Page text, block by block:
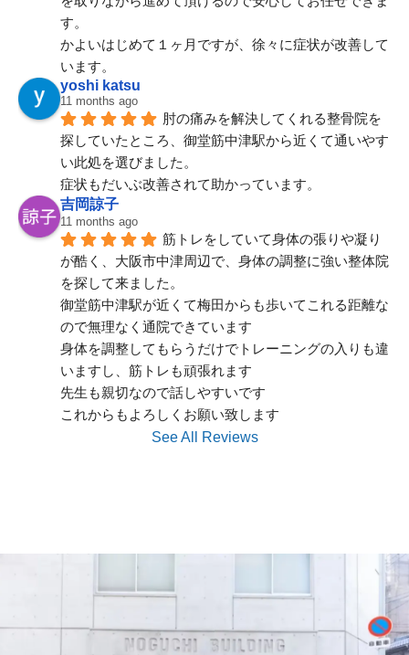
す。
かよいはじめて１ヶ月ですが、徐々に症状が改善して
います。
yoshi katsu
11 months ago
肘の痛みを解決してくれる整骨院を
探していたところ、御堂筋中津駅から近くて通いやす
い此処を選びました。
症状もだいぶ改善されて助かっています。
吉岡諒子
11 months ago
筋トレをしていて身体の張りや凝り
が酷く、大阪市中津周辺で、身体の調整に強い整体院
を探して来ました。
御堂筋中津駅が近くて梅田からも歩いてこれる距離な
ので無理なく通院できています
身体を調整してもらうだけでトレーニングの入りも違
いますし、筋トレも頑張れます
先生も親切なので話しやすいです
これからもよろしくお願い致します
See All Reviews